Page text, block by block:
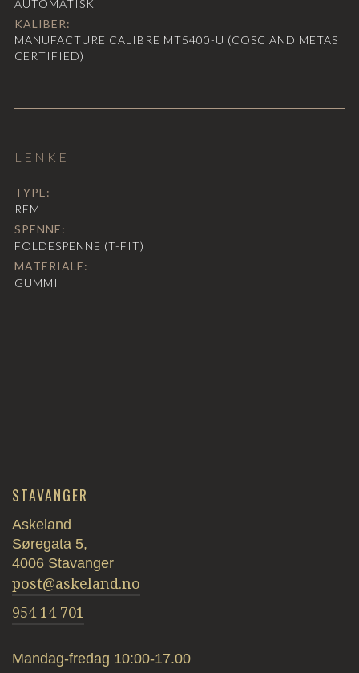
AUTOMATISK
KALIBER:
MANUFACTURE CALIBRE MT5400-U (COSC AND METAS
CERTIFIED)
LENKE
TYPE:
REM
SPENNE:
FOLDESPENNE (T-FIT)
MATERIALE:
GUMMI
STAVANGER
Askeland
Søregata 5,
4006 Stavanger
post@askeland.no
954 14 701
Mandag-fredag 10:00-17.00